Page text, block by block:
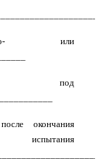
или
под
окончания